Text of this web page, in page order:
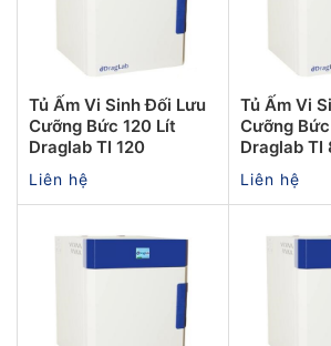
Tủ Ấm Vi Sinh Đối Lưu
Cưỡng Bức 120 Lít
Draglab TI 120
Liên hệ
Tủ Ấm Vi
Cưỡng
Draglab
Liên hệ